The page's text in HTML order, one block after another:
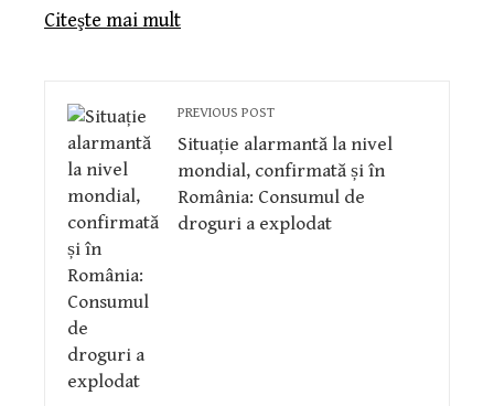
Citeşte mai mult
PREVIOUS POST
Situație alarmantă la nivel
mondial, confirmată și în
România: Consumul de
droguri a explodat